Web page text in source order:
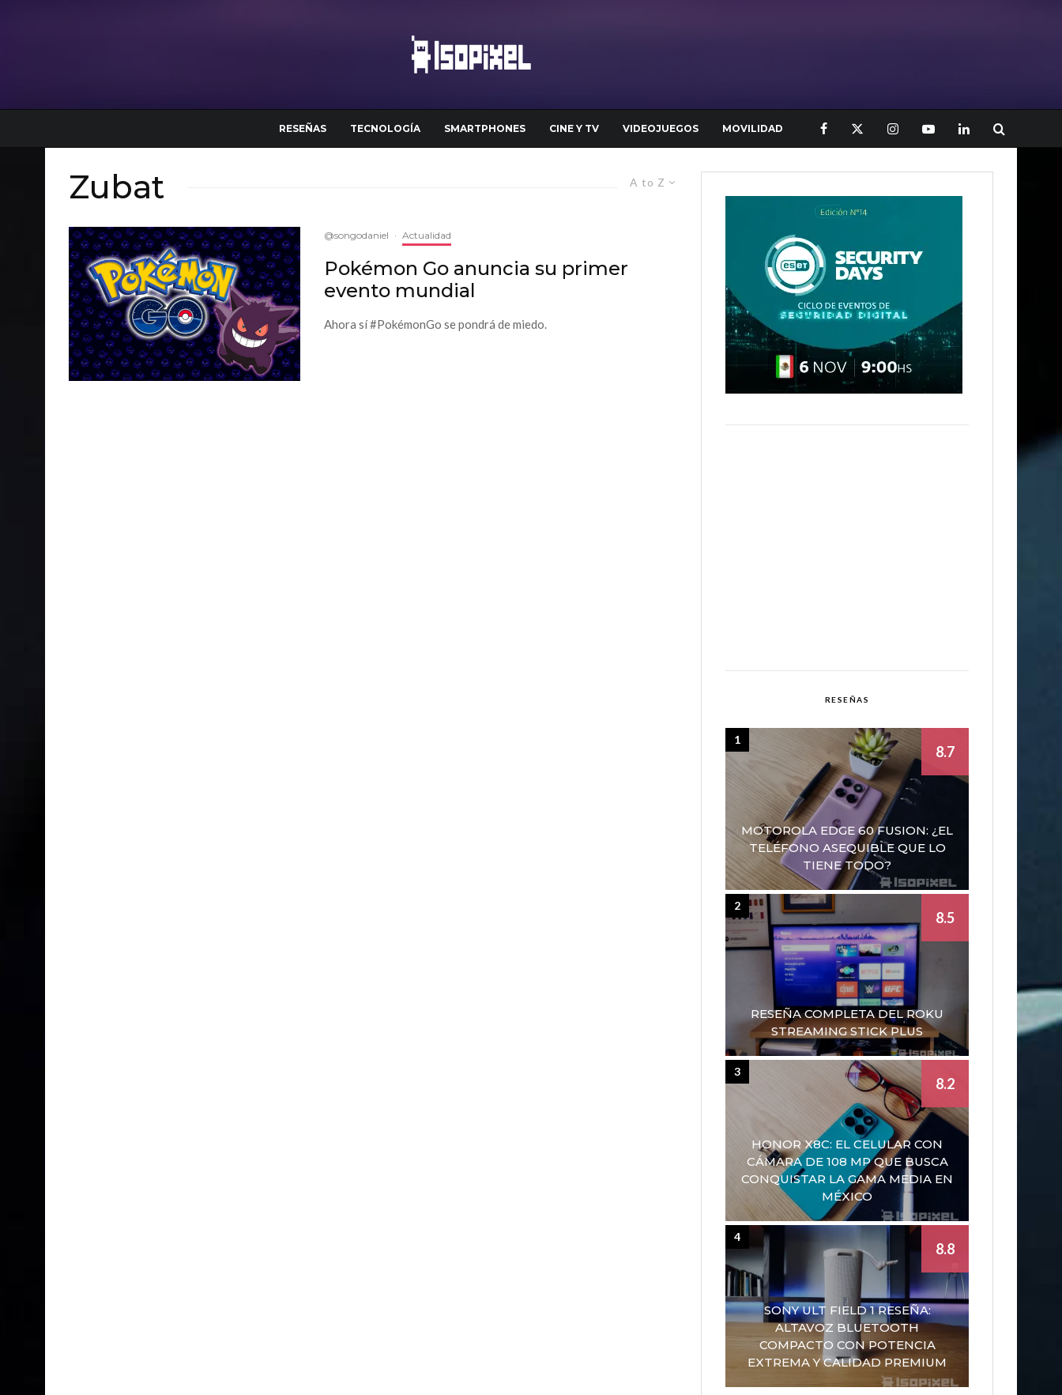
RESEÑAS TECNOLOGÍA SMARTPHONES CINE Y TV VIDEOJUEGOS MOVILIDAD
A to Z
Zubat
@songodaniel · Actualidad
Pokémon Go anuncia su primer
evento mundial
Ahora sí #PokémonGo se pondrá de miedo.
RESEÑAS
MOTOROLA EDGE 60 FUSION: ¿EL
TELÉFONO ASEQUIBLE QUE LO
TIENE TODO?
8.7
1
RESEÑA COMPLETA DEL ROKU
STREAMING STICK PLUS
8.5
2
HONOR X8C: EL CELULAR CON
CÁMARA DE 108 MP QUE BUSCA
CONQUISTAR LA GAMA MEDIA EN
MÉXICO
8.2
3
SONY ULT FIELD 1 RESEÑA:
ALTAVOZ BLUETOOTH
COMPACTO CON POTENCIA
EXTREMA Y CALIDAD PREMIUM
8.8
4